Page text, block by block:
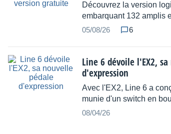
Découvrez la version
embarquant 132 amplis
05/08/26
6
Line 6 dévoile l'EX2,
d'expression
Avec l'EX2, Line 6 a
munie d'un switch en
08/04/26